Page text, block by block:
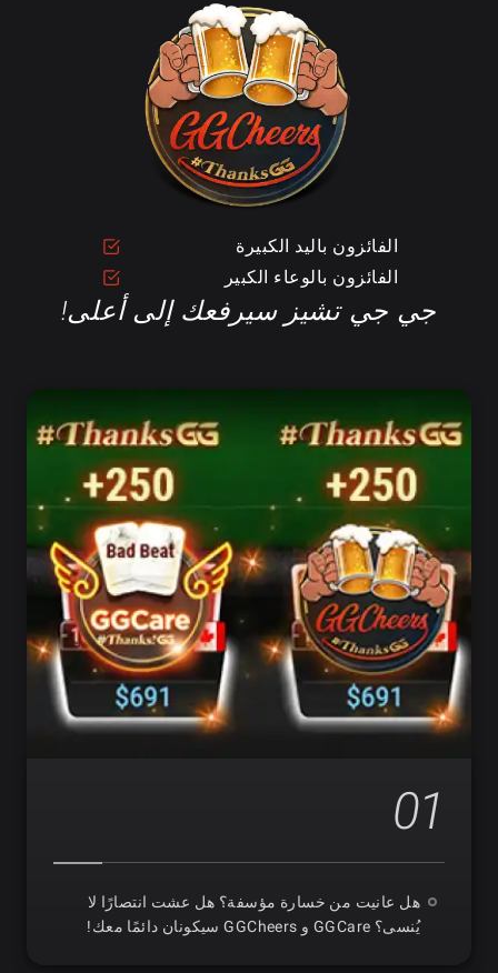
الفائزون باليد الكبيرة
الفائزون بالوعاء الكبير
جي جي تشيز سيرفعك إلى أعلى!
01
هل عانيت من خسارة مؤسفة؟ هل عشت انتصارًا لا
يُنسى؟ GGCare و GGCheers سيكونان دائمًا معك!